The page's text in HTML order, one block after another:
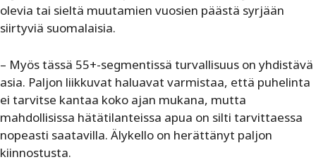
olevia tai sieltä muutamien vuosien päästä syrjään
siirtyviä suomalaisia.
– Myös tässä 55+-segmentissä turvallisuus on yhdistävä
asia. Paljon liikkuvat haluavat varmistaa, että puhelinta
ei tarvitse kantaa koko ajan mukana, mutta
mahdollisissa hätätilanteissa apua on silti tarvittaessa
nopeasti saatavilla. Älykello on herättänyt paljon
kiinnostusta.